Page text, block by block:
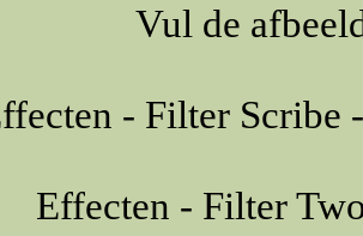
Vul de
- Filter Scribe
Effecten - Filter